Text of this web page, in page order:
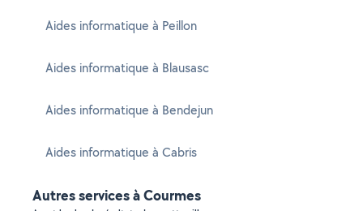
Aides informatique à Peillon
Aides informatique à Blausasc
Aides informatique à Bendejun
Aides informatique à Cabris
Autres services à Courmes